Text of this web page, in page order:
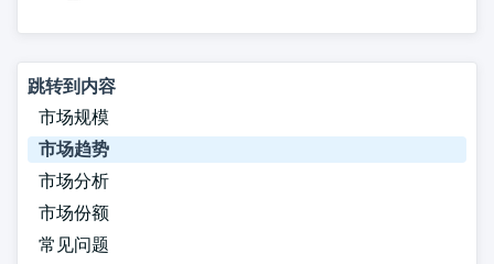
跳转到内容
市场规模
市场趋势
市场分析
市场份额
常见问题